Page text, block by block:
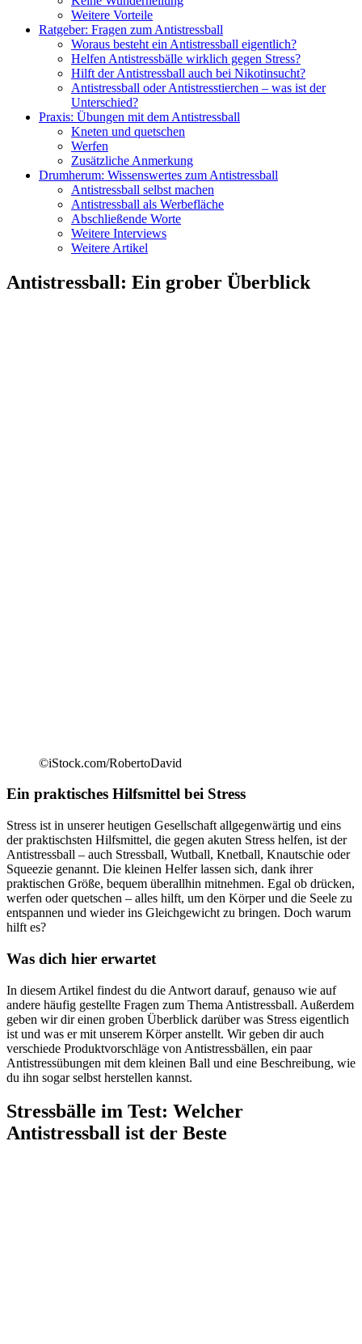
Weitere Vorteile
Ratgeber: Fragen zum Antistressball
Woraus besteht ein Antistressball eigentlich?
Helfen Antistressbälle wirklich gegen Stress?
Hilft der Antistressball auch bei Nikotinsucht?
Antistressball oder Antistresstierchen – was ist der
Unterschied?
Praxis: Übungen mit dem Antistressball
Kneten und quetschen
Werfen
Zusätzliche Anmerkung
Drumherum: Wissenswertes zum Antistressball
Antistressball selbst machen
Antistressball als Werbefläche
Abschließende Worte
Weitere Interviews
Weitere Artikel
Antistressball: Ein grober Überblick
©iStock.com/RobertoDavid
Ein praktisches Hilfsmittel bei Stress
Stress ist in unserer heutigen Gesellschaft allgegenwärtig und eins
der praktischsten Hilfsmittel, die gegen akuten Stress helfen, ist der
Antistressball – auch Stressball, Wutball, Knetball, Knautschie oder
Squeezie genannt. Die kleinen Helfer lassen sich, dank ihrer
praktischen Größe, bequem überallhin mitnehmen. Egal ob drücken,
werfen oder quetschen – alles hilft, um den Körper und die Seele zu
entspannen und wieder ins Gleichgewicht zu bringen. Doch warum
hilft es?
Was dich hier erwartet
In diesem Artikel findest du die Antwort darauf, genauso wie auf
andere häufig gestellte Fragen zum Thema Antistressball. Außerdem
geben wir dir einen groben Überblick darüber was Stress eigentlich
ist und was er mit unserem Körper anstellt. Wir geben dir auch
verschiede Produktvorschläge von Antistressbällen, ein paar
Antistressübungen mit dem kleinen Ball und eine Beschreibung, wie
du ihn sogar selbst herstellen kannst.
Stressbälle im Test: Welcher
Antistressball ist der Beste